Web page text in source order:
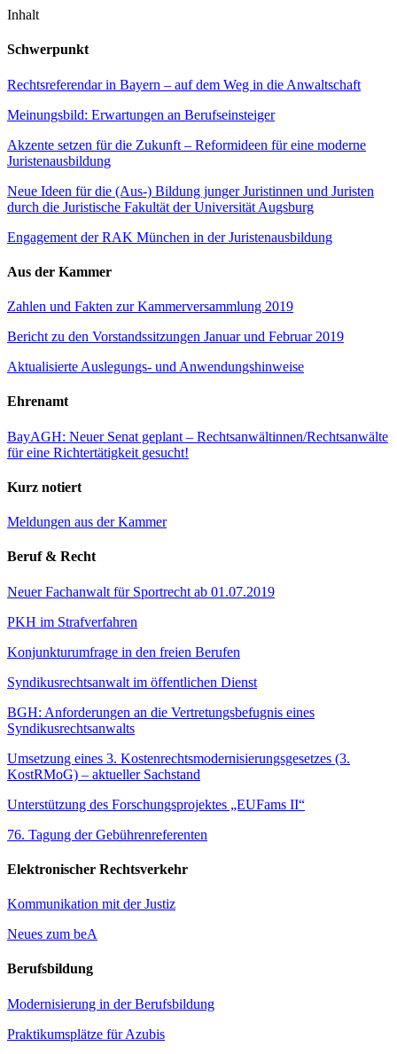
Inhalt
Schwerpunkt
Rechtsreferendar in Bayern – auf dem Weg in die Anwaltschaft
Meinungsbild: Erwartungen an Berufseinsteiger
Akzente setzen für die Zukunft – Reformideen für eine moderne
Juristenausbildung
Neue Ideen für die (Aus-) Bildung junger Juristinnen und Juristen
durch die Juristische Fakultät der Universität Augsburg
Engagement der RAK München in der Juristenausbildung
Aus der Kammer
Zahlen und Fakten zur Kammerversammlung 2019
Bericht zu den Vorstandssitzungen Januar und Februar 2019
Aktualisierte Auslegungs- und Anwendungshinweise
Ehrenamt
BayAGH: Neuer Senat geplant – Rechtsanwältinnen/Rechtsanwälte
für eine Richtertätigkeit gesucht!
Kurz notiert
Meldungen aus der Kammer
Beruf & Recht
Neuer Fachanwalt für Sportrecht ab 01.07.2019
PKH im Strafverfahren
Konjunkturumfrage in den freien Berufen
Syndikusrechtsanwalt im öffentlichen Dienst
BGH: Anforderungen an die Vertretungsbefugnis eines
Syndikusrechtsanwalts
Umsetzung eines 3. Kostenrechtsmodernisierungsgesetzes (3.
KostRMoG) – aktueller Sachstand
Unterstützung des Forschungsprojektes „EUFams II“
76. Tagung der Gebührenreferenten
Elektronischer Rechtsverkehr
Kommunikation mit der Justiz
Neues zum beA
Berufsbildung
Modernisierung in der Berufsbildung
Praktikumsplätze für Azubis